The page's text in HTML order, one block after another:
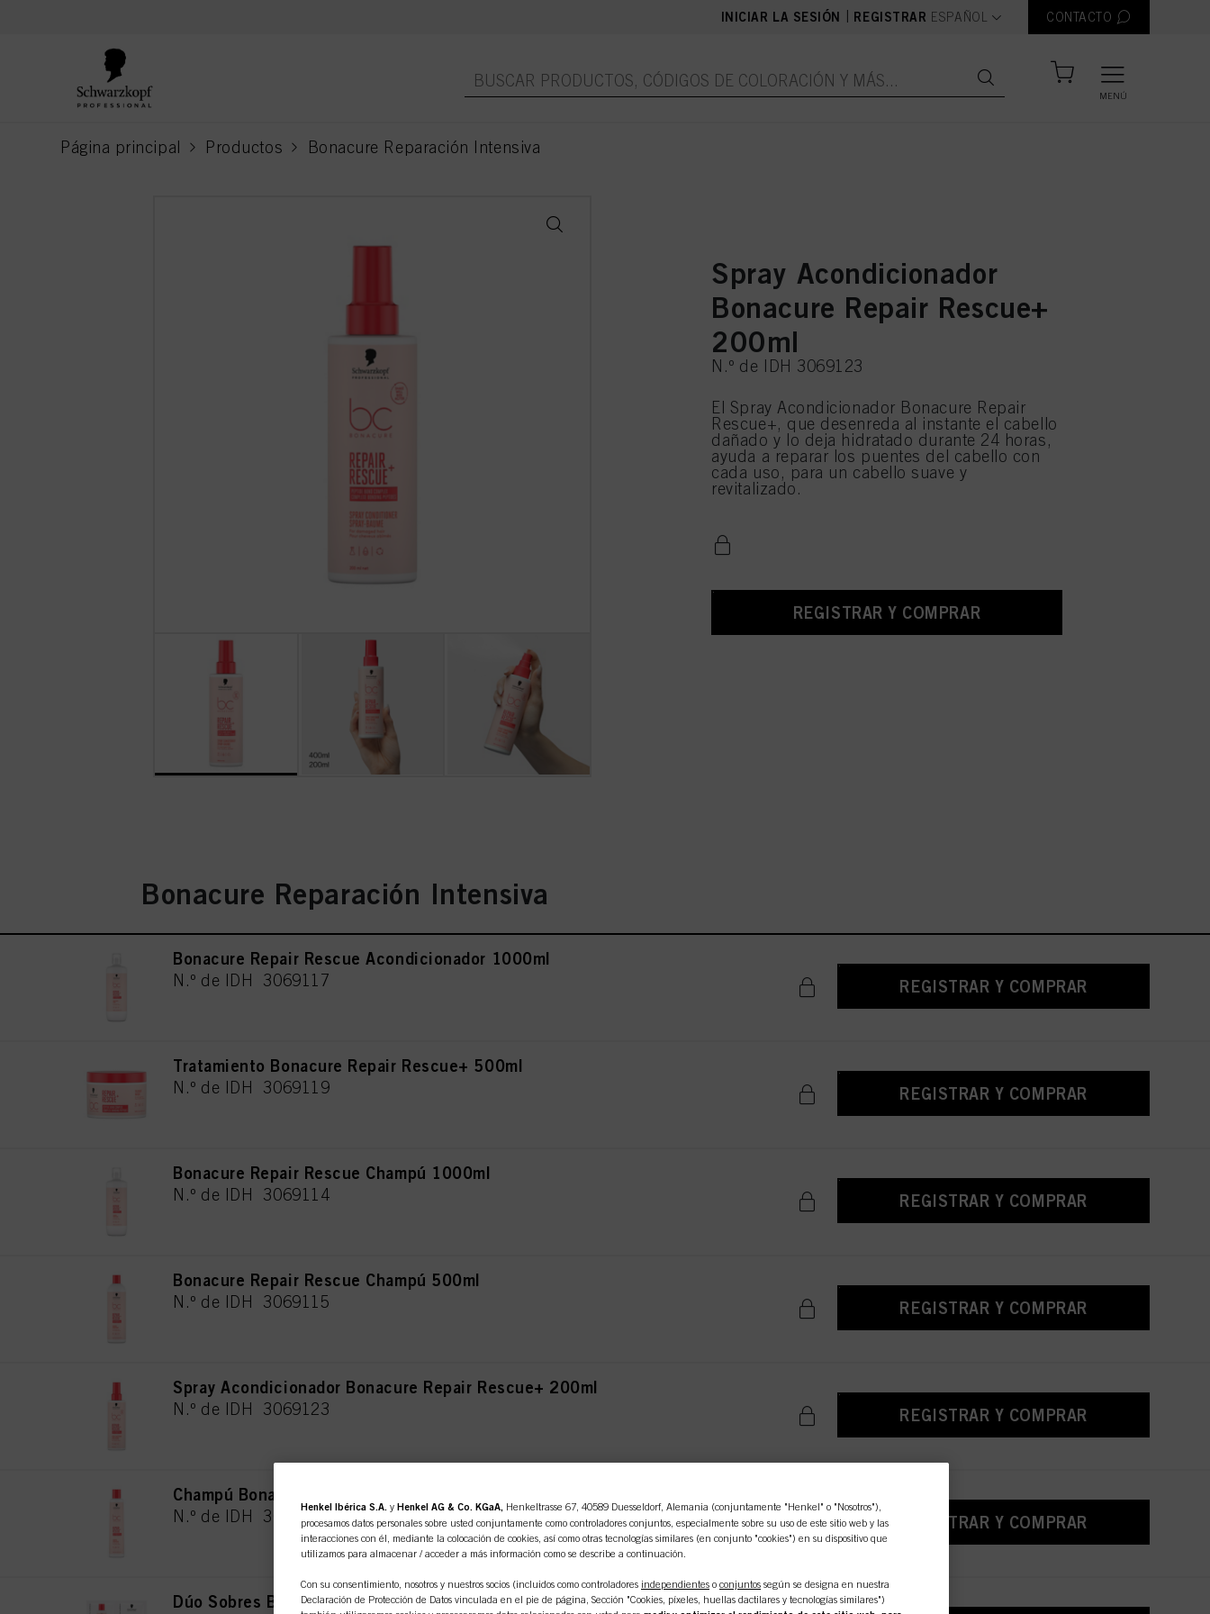
INICIAR LA SESIÓN REGISTRAR text.language
ESPAÑOL CONTACTO
MENÚ
Página principal Productos Bonacure Reparación Intensiva
current page
Spray Acondicionador
Bonacure Repair Rescue+
200ml
N.º de IDH 3069123
El Spray Acondicionador Bonacure Repair
Rescue+, que desenreda al instante el cabello
dañado y lo deja hidratado durante 24 horas,
ayuda a reparar los puentes del cabello con
cada uso, para un cabello suave y
revitalizado.
REGISTRAR Y COMPRAR
Bonacure Reparación Intensiva
Bonacure Repair Rescue Acondicionador 1000ml
N.º de IDH 3069117 REGISTRAR Y COMPRAR
Tratamiento Bonacure Repair Rescue+ 500ml
N.º de IDH 3069119 REGISTRAR Y COMPRAR
Bonacure Repair Rescue Champú 1000ml
N.º de IDH 3069114 REGISTRAR Y COMPRAR
Bonacure Repair Rescue Champú 500ml
N.º de IDH 3069115 REGISTRAR Y COMPRAR
Spray Acondicionador Bonacure Repair Rescue+ 200ml
N.º de IDH 3069123 REGISTRAR Y COMPRAR
Champú Bonacure Repair Rescue+ 250ml
N.º de IDH 3069116 REGISTRAR Y COMPRAR
Dúo Sobres Bonacure Repair Rescue+ 12ml x 12ml
Henkel Ibérica S.A. y Henkel AG & Co. KGaA, Henkeltrasse 67, 40589 Duesseldorf, Alemania (conjuntamente "Henkel" o "Nosotros"),
procesamos datos personales sobre usted conjuntamente como controladores conjuntos, especialmente sobre su uso de este sitio web y las
interacciones con él, mediante la colocación de cookies, así como otras tecnologías similares (en conjunto "cookies") en su dispositivo que
utilizamos para almacenar / acceder a más información como se describe a continuación.
Con su consentimiento, nosotros y nuestros socios (incluidos como controladores independientes o conjuntos según se designa en nuestra
Declaración de Protección de Datos vinculada en el pie de página, Sección "Cookies, píxeles, huellas dactilares y tecnologías similares")